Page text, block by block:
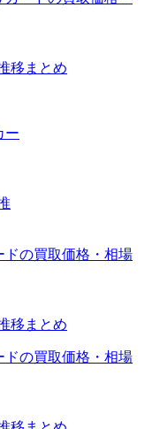
移まとめ
移まとめ